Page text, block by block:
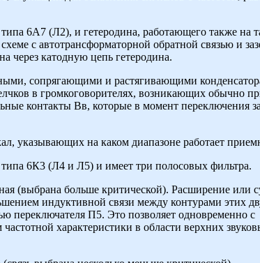
6А7 (Л2), и гетеродина, работающего также на
с автотрансформаторной обратной связью и
через катодную цепь гетеродина.
сопрягающими и растягивающими
в громкоговорителях, возникающих обычно
контакты Вв, которые в момент переключения
указывающих на каком диапазоне работает
6К3 (Л4 и Л5) и имеет три полосовых фильтра.
(выбрана больше критической). Расширение или
индуктивной связи между контурами этих
переключателя П5. Это позволяет одновременно с
характеристики в области верхних